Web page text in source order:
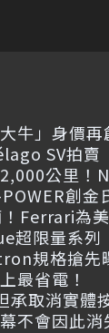
牛」身價再
SV拍賣
公里！
創金
Ferrari為
超限量系列
規格搶先
最省電！
承取消實體
不會因此消